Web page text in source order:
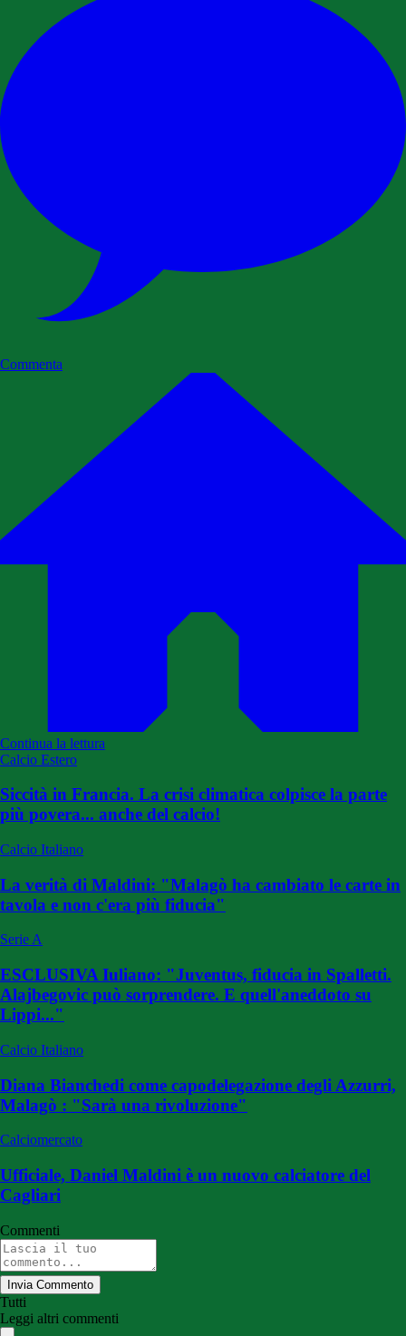
Commenta
Continua la lettura
Calcio Estero
Siccità in Francia. La crisi climatica colpisce la parte
più povera... anche del calcio!
Calcio Italiano
La verità di Maldini: "Malagò ha cambiato le carte in
tavola e non c'era più fiducia"
Serie A
ESCLUSIVA Iuliano: "Juventus, fiducia in Spalletti.
Alajbegovic può sorprendere. E quell'aneddoto su
Lippi..."
Calcio Italiano
Diana Bianchedi come capodelegazione degli Azzurri,
Malagò : "Sarà una rivoluzione"
Calciomercato
Ufficiale, Daniel Maldini è un nuovo calciatore del
Cagliari
Commenti
Invia Commento
Tutti
Leggi altri commenti